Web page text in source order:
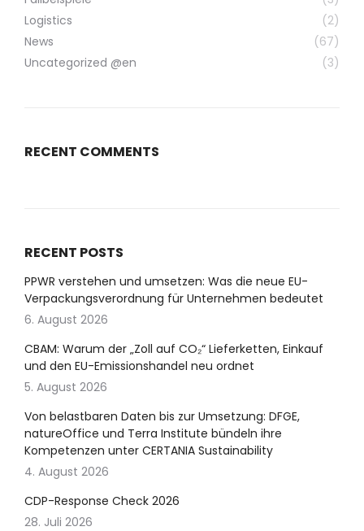
Logistics
(2)
News
(67)
Uncategorized @en
(3)
RECENT COMMENTS
RECENT POSTS
PPWR verstehen und umsetzen: Was die neue EU-
Verpackungsverordnung für Unternehmen bedeutet
6. August 2026
CBAM: Warum der „Zoll auf CO₂“ Lieferketten, Einkauf
und den EU-Emissionshandel neu ordnet
5. August 2026
Von belastbaren Daten bis zur Umsetzung: DFGE,
natureOffice und Terra Institute bündeln ihre
Kompetenzen unter CERTANIA Sustainability
4. August 2026
CDP-Response Check 2026
28. Juli 2026